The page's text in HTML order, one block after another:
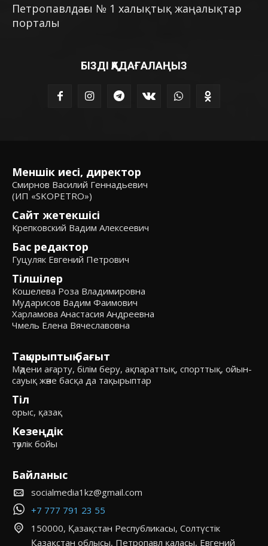
Петропавлдағы № 1 халықтық жаңалықтар
порталы
БІЗДІ ҚАДАҒАЛАҢЫЗ
Меншік иесі, директор
Смирнов Василий Геннадьевич
(ИП «SKOPETRO»)
Сайт жетекшісі
Крепковский Вадим Алексеевич
Бас редактор
Гуцуляк Евгений Петрович
Тілшілер
Кошелева Роза Владимировна
Мударисов Вадим Фаимович
Харламова Анастасия Андреевна
Чмель Елена Вячеславовна
Тақырыптық бағыт
Мәдени ағарту, білім беру, ақпараттық, спорттық, ойын-
сауық және басқа да тақырыптар
Тіл
орыс, қазақ
Кезеңдік
тәулік бойы
Байланыс
socialmedia1kz@gmail.com
+7 777 791 23 55
150000, Қазақстан Республикасы, Солтүстік
Қазақстан облысы, Петропавл қаласы, Евгений